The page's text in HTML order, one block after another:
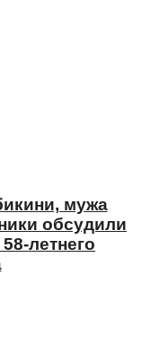
мужа
обсудили
летнего